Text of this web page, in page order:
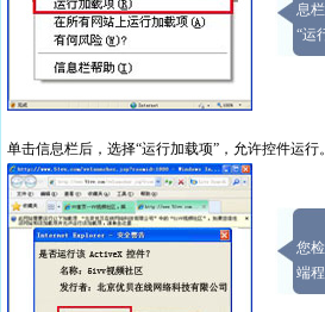
息
“运
单击信息栏后，选择“运行加载项”，允许控件运行
您
端程